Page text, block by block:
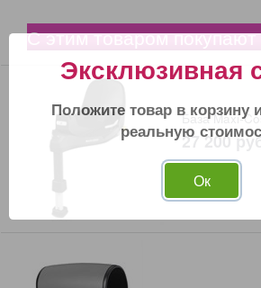
С этим товаром покупают
База Maxi-
27 200
Эксклюзивная
Положите товар в корзину
реальную
Ок